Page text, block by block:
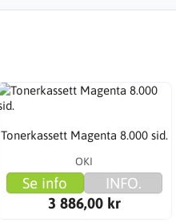
Tonerkassett Magenta 8.000 sid.
OKI
Se info
INFO.
3 886,00 kr